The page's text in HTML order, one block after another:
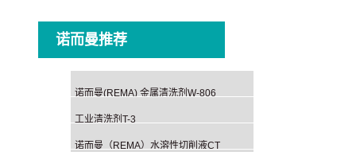
诺而曼推荐
诺而曼(REMA) 金属清洗剂W-806
工业清洗剂T-3
诺而曼（REMA）水溶性切削液CT